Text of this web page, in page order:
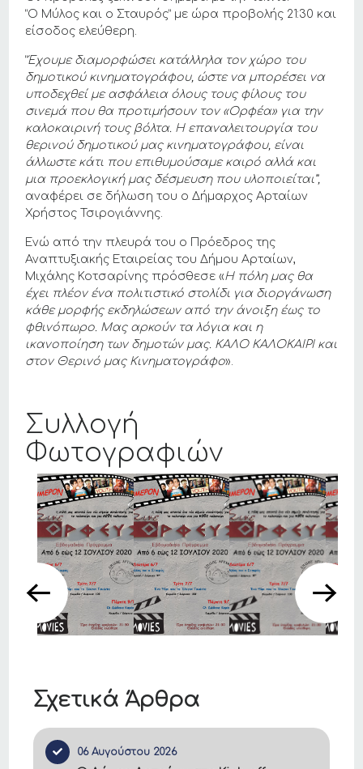
Σχετικά Άρθρα
06 Αυγούστου 2026
“O Μύλος και ο Σταυρός” με ώρα προβολής 21:30 και
είσοδος ελεύθερη.
“Έχουμε διαμορφώσει κατάλληλα τον χώρο του
δημοτικού κινηματογράφου, ώστε να μπορέσει να
υποδεχθεί με ασφάλεια όλους τους φίλους του
σινεμά που θα προτιμήσουν τον «Ορφέα» για την
καλοκαιρινή τους βόλτα. Η επαναλειτουργία του
θερινού δημοτικού μας κινηματογράφου, είναι
άλλωστε κάτι που επιθυμούσαμε καιρό αλλά και
μια προεκλογική μας δέσμευση που υλοποιείται”,
αναφέρει σε δήλωση του ο Δήμαρχος Αρταίων
Χρήστος Τσιρογιάννης.
Ενώ από την πλευρά του ο Πρόεδρος της
Αναπτυξιακής Εταιρείας του Δήμου Αρταίων,
Μιχάλης Κοτσαρίνης πρόσθεσε «Η πόλη μας θα
έχει πλέον ένα πολιτιστικό στολίδι για διοργάνωση
κάθε μορφής εκδηλώσεων από την άνοιξη έως το
φθινόπωρο Μας αρκούν τα λόγια και η
ικανοποίηση των δημοτών μας. ΚΑΛΟ ΚΑΛΟΚΑΙΡΙ και
στον Θερινό μας Κινηματογράφο».
Συλλογή
Φωτογραφιών